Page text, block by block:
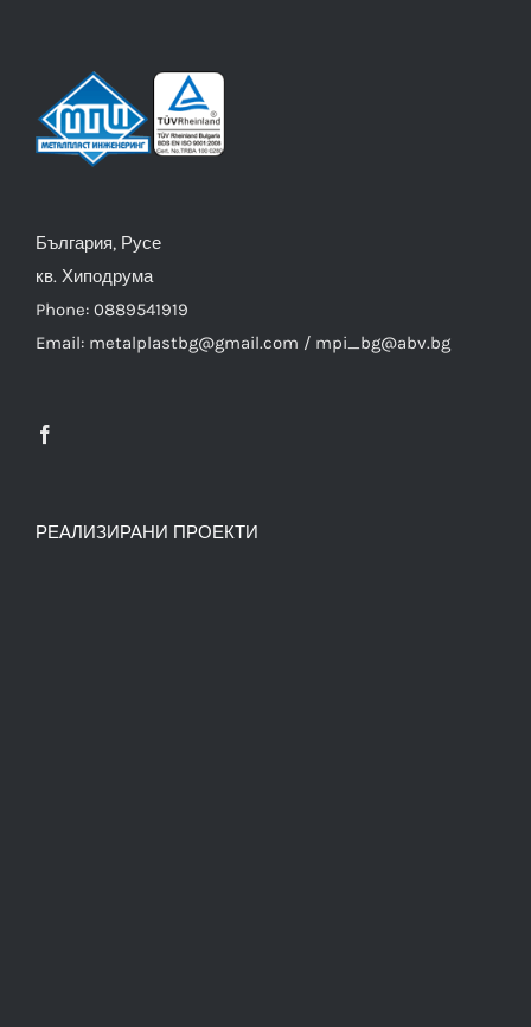
България, Русе
кв. Хиподрума
Phone: 0889541919
Email: metalplastbg@gmail.com / mpi_bg@abv.bg
РЕАЛИЗИРАНИ ПРОЕКТИ